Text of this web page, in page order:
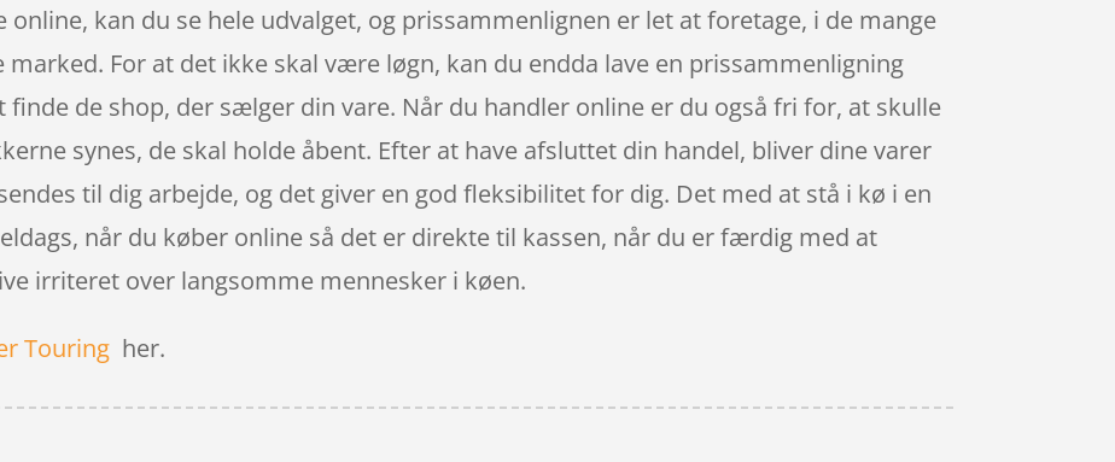
online, kan du se hele udvalget, og prissammenlignen er let at foretage, i de mange
For at det ikke skal være løgn, kan du endda lave en prissammenligning
de shop, der sælger din vare. Når du handler online er du også fri for, at skulle
synes, de skal holde åbent. Efter at have afsluttet din handel, bliver dine varer
til dig arbejde, og det giver en god fleksibilitet for dig. Det med at stå i kø i en
når du køber online så det er direkte til kassen, når du er færdig med at
irriteret over langsomme mennesker i køen.
Touring her.